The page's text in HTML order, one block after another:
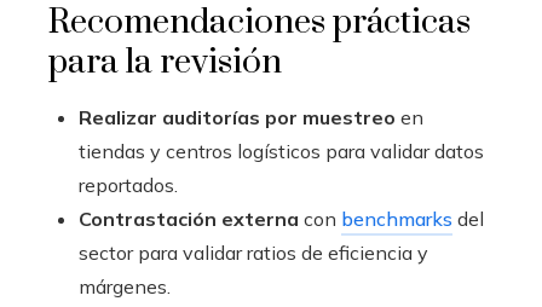
Recomendaciones prácticas
para la revisión
Realizar auditorías por muestreo en
tiendas y centros logísticos para validar datos
reportados.
Contrastación externa con benchmarks del
sector para validar ratios de eficiencia y
márgenes.